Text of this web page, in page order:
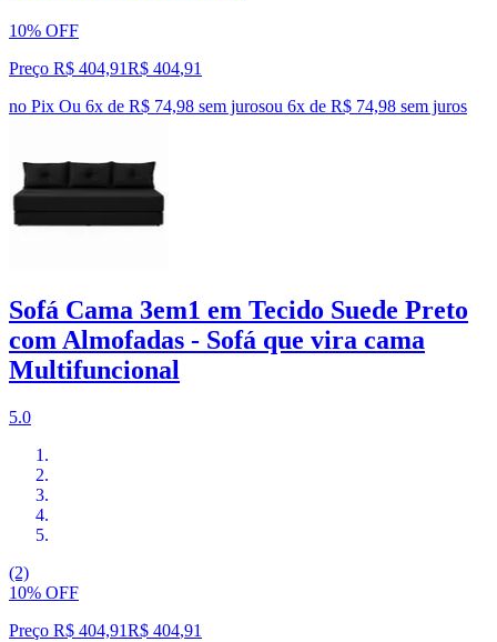
10% OFF
Preço R$ 404,91R$ 404,91
no Pix Ou 6x de R$ 74,98 sem jurosou 6x de R$ 74,98 sem juros
Sofá Cama 3em1 em Tecido Suede Preto
com Almofadas - Sofá que vira cama
Multifuncional
5.0
(2)
10% OFF
Preço R$ 404,91R$ 404,91